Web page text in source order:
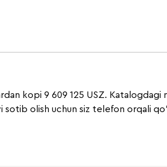
kopi 9 609 125 USZ.
olish uchun siz telefon orqali